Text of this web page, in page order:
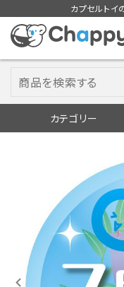
カプセルトイ
カテゴリー
入荷スケ
カプセルトイマ
カプセルトイ